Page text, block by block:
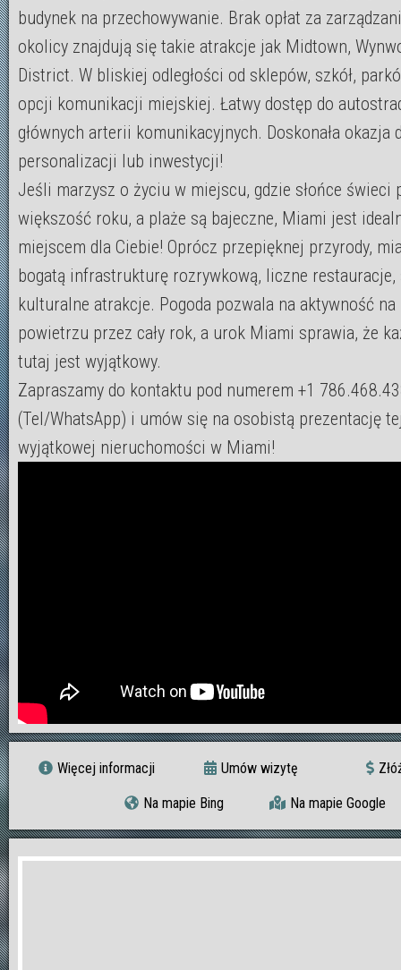
budynek na przechowywanie. Brak opłat za
okolicy znajdują się takie atrakcje jak Midtown,
District. W bliskiej odległości od sklepów, szkół,
opcji komunikacji miejskiej. Łatwy dostęp do
głównych arterii komunikacyjnych. Doskonała okazja
personalizacji lub inwestycji!
Jeśli marzysz o życiu w miejscu, gdzie słońce świeci
większość roku, a plaże są bajeczne, Miami jest
miejscem dla Ciebie! Oprócz przepięknej przyrody,
bogatą infrastrukturę rozrywkową, liczne restauracje,
kulturalne atrakcje. Pogoda pozwala na aktywność na
powietrzu przez cały rok, a urok Miami sprawia, że
tutaj jest wyjątkowy.
Zapraszamy do kontaktu pod numerem +1
(Tel/WhatsApp) i umów się na osobistą prezentację
wyjątkowej nieruchomości w Miami!
Więcej informacji Umów wizytę
Na mapie Bing Na mapie Google